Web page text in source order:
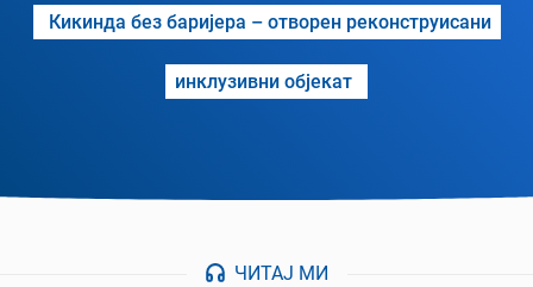
Кикинда без баријера – отворен реконструисани
инклузивни објекат
ЧИТАЈ МИ